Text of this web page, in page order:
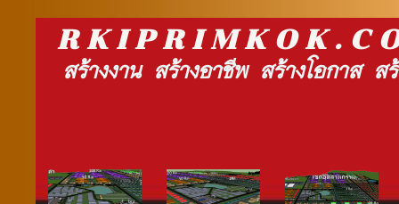
R K I P R I M K O K .
สร้างงาน สร้างอาชีพ สร้างโอกาส สร้